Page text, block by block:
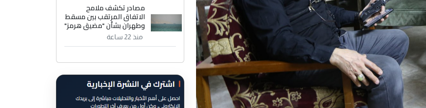
مصادر تكشف ملامح
الاتفاق المرتقب بين مسقط
وطهران بشأن "مضيق هرمز"
منذ 22 ساعة